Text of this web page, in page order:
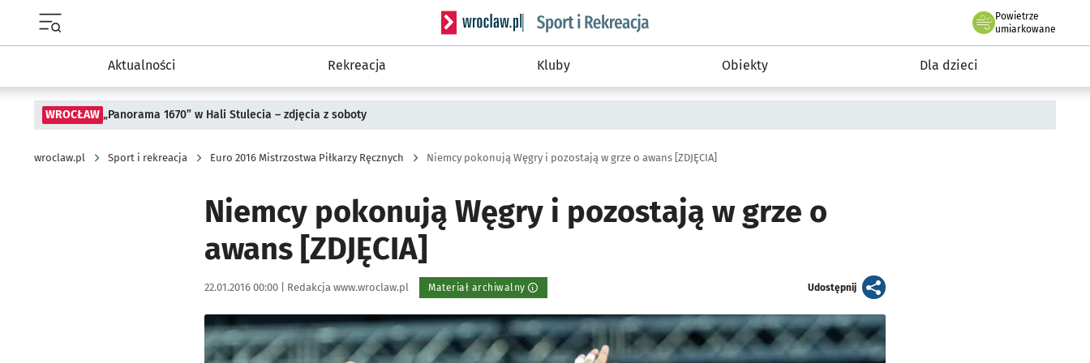
Serwis informacyjny wroclaw.pl podserwis: Sport i rekreacja
Powietrze
we Wrocławiu
umiarkowane
Aktualności Rekreacja Kluby Obiekty Dla dzieci
WROCŁAW „Panorama 1670” w Hali Stulecia – zdjęcia z soboty
wroclaw.pl Sport i rekreacja Euro 2016 Mistrzostwa Piłkarzy Ręcznych Niemcy pokonują Węgry i pozostają w grze o awans [ZDJĘCIA]
Niemcy pokonują Węgry i pozostają w grze o
awans [ZDJĘCIA]
Data publikacji:
22.01.2016 00:00 | Autor:
Redakcja www.wroclaw.pl Materiał archiwalny Udostępnijartykuł
Kliknij, aby powiększyć